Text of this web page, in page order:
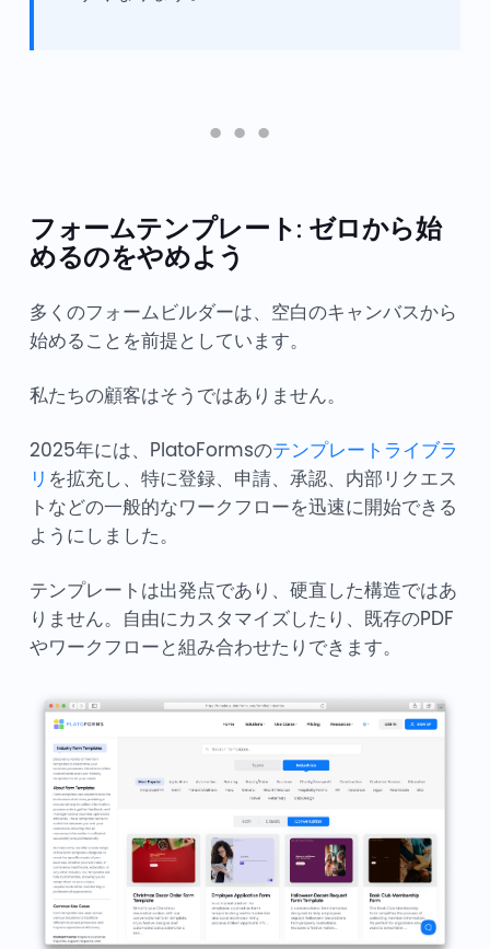
フォームテンプレート: ゼロから始
めるのをやめよう
多くのフォームビルダーは、空白のキャンバスから
始めることを前提としています。
私たちの顧客はそうではありません。
2025年には、PlatoFormsのテンプレートライブラ
リ を拡充し、特に登録、申請、承認、内部リクエス
トなどの一般的なワークフローを迅速に開始できる
ようにしました。
テンプレートは出発点であり、硬直した構造ではあ
りません。自由にカスタマイズしたり、既存のPDF
やワークフローと組み合わせたりできます。